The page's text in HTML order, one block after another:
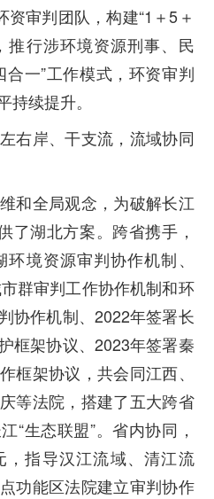
审判团队，构建“1＋5＋
推行涉环境资源刑事、民
一”工作模式，环资审判
续提升。
右岸、干支流，流域协同
和全局观念，为破解长江
了湖北方案。跨省携手，
境资源审判协作机制、
群审判工作协作机制和环
协作机制、2022年签署长
框架协议、2023年签署秦
框架协议，共会同江西、
等法院，搭建了五大跨省
“生态联盟”。省内协同，
指导汉江流域、清江流
功能区法院建立审判协作